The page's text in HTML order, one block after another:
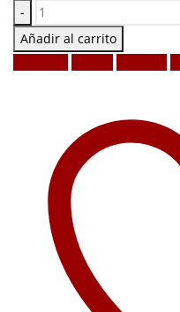
-
Añadir al carrito